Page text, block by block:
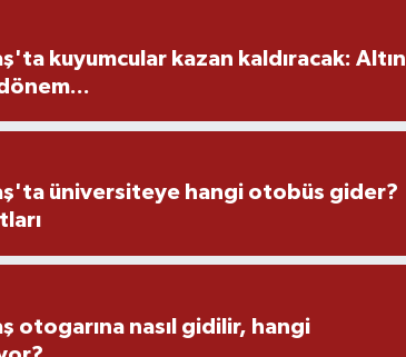
kuyumcular kazan kaldıracak: Altın
üniversiteye hangi otobüs gider?
otogarına nasıl gidilir, hangi